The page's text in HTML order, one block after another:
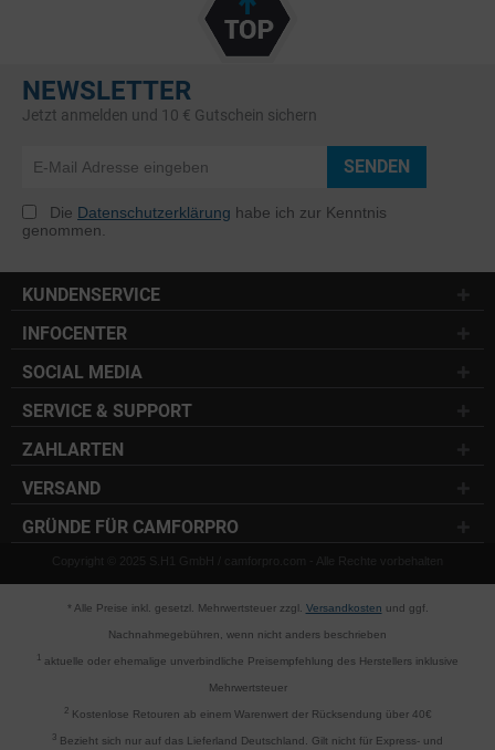
NEWSLETTER
Jetzt anmelden und 10 € Gutschein sichern
SENDEN
Die Datenschutzerklärung habe ich zur Kenntnis
genommen.
KUNDENSERVICE
INFOCENTER
SOCIAL MEDIA
SERVICE & SUPPORT
ZAHLARTEN
VERSAND
GRÜNDE FÜR CAMFORPRO
Copyright © 2025 S.H1 GmbH / camforpro.com - Alle Rechte vorbehalten
* Alle Preise inkl. gesetzl. Mehrwertsteuer zzgl. Versandkosten und ggf.
Nachnahmegebühren, wenn nicht anders beschrieben
aktuelle oder ehemalige unverbindliche Preisempfehlung des Herstellers inklusive
Mehrwertsteuer
2Kostenlose Retouren ab einem Warenwert der Rücksendung über 40€
3 Bezieht sich nur auf das Lieferland Deutschland. Gilt nicht für Express- und